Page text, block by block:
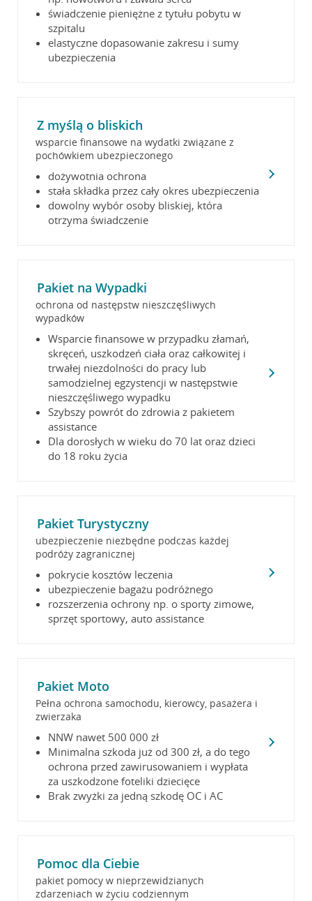
świadczenie pieniężne z tytułu pobytu w
szpitalu
elastyczne dopasowanie zakresu i sumy
ubezpieczenia
Z myślą o bliskich
wsparcie finansowe na wydatki związane z
pochówkiem ubezpieczonego
dożywotnia ochrona
stała składka przez cały okres ubezpieczenia
dowolny wybór osoby bliskiej, która
otrzyma świadczenie
Pakiet na Wypadki
ochrona od następstw nieszczęśliwych
wypadków
Wsparcie finansowe w przypadku złamań,
skręceń, uszkodzeń ciała oraz całkowitej i
trwałej niezdolności do pracy lub
samodzielnej egzystencji w następstwie
nieszczęśliwego wypadku
Szybszy powrót do zdrowia z pakietem
assistance
Dla dorosłych w wieku do 70 lat oraz dzieci
do 18 roku życia
Pakiet Turystyczny
ubezpieczenie niezbędne podczas każdej
podróży zagranicznej
pokrycie kosztów leczenia
ubezpieczenie bagażu podróżnego
rozszerzenia ochrony np. o sporty zimowe,
sprzęt sportowy, auto assistance
Pakiet Moto
Pełna ochrona samochodu, kierowcy, pasażera i
zwierzaka
NNW nawet 500 000 zł
Minimalna szkoda już od 300 zł, a do tego
ochrona przed zawirusowaniem i wypłata
za uszkodzone foteliki dziecięce
Brak zwyżki za jedną szkodę OC i AC
Pomoc dla Ciebie
pakiet pomocy w nieprzewidzianych
zdarzeniach w życiu codziennym